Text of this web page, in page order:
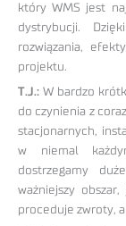
który WMS jest
dystrybucji.
rozwiązania,
projektu.
T.J.: W bardzo
do czynienia z
stacjonarnych,
w niemal
dostrzegamy
ważniejszy
proceduje zwroty,